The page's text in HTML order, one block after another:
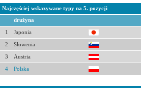
Najczęściej wskazywane typy na 5. pozycji
drużyna
1 Japonia
2 Słowenia
3 Austria
4 Polska